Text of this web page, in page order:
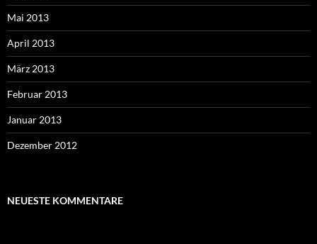
Mai 2013
April 2013
März 2013
Februar 2013
Januar 2013
Dezember 2012
NEUESTE KOMMENTARE